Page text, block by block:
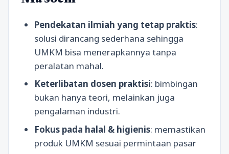
Pendekatan ilmiah yang tetap praktis:
solusi dirancang sederhana sehingga
UMKM bisa menerapkannya tanpa
peralatan mahal.
Keterlibatan dosen praktisi: bimbingan
bukan hanya teori, melainkan juga
pengalaman industri.
Fokus pada halal & higienis: memastikan
produk UMKM sesuai permintaan pasar